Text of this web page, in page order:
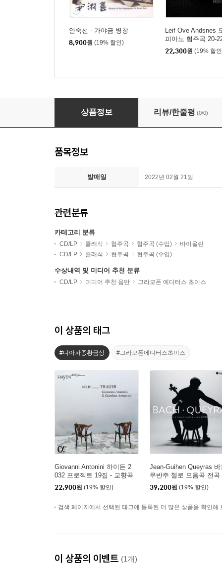
안숙선 - 가야금 병창
8,900원 (19% 할인)
Leif Ove Andsnes
피아노 협주곡 20-
ozart: Piano
6, K.467, K.482)
22,300원 (19% 할
Theotime Langlois de Swarte 비발디 / 르클
상품정보 리뷰/한줄평 (0/0)
품목정보
발매일 2022년 02월 21일
관련분류
카테고리 분류
CD/LP 클래식 협주곡 협주곡 (수입)
바이올린
CD/LP
클래식 협주곡 협주곡 (수입)
수상내역 및 미디어 추천 분류
CD/LP 미디어 추천 음반 그라모폰 에디터스 초이스
이 상품의 태그
#디아파종황금상 #그라모폰에디터스초이스
Giovanni Antonini 하이든 2
032 프로젝트 19집 - 교향곡
52번, 44번 '슬픔', 108번 (H
aydn 2032, Vol. 19 - Traue
22,900원 (19% 할인)
Jean-Guihen Queyras 바
무반주 첼로 모음곡 전곡
ach: Complete Cello
BWV 1007-1012)
39,200원 (19% 할인)
검색 페이지에서 선택된 태그에 등록된 더 많은 상품을 확인해
이 상품의 이벤트 (1개)